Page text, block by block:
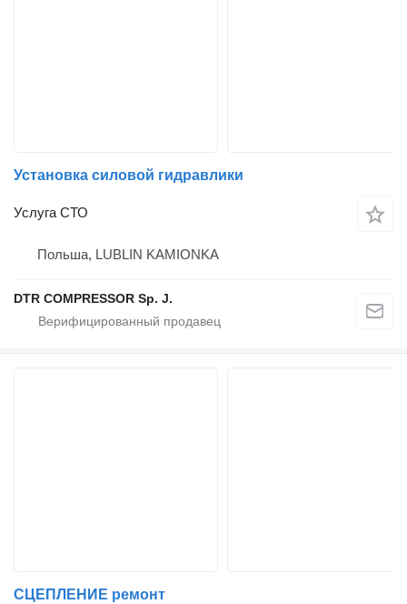
Установка силовой гидравлики
Услуга СТО
Польша, LUBLIN KAMIONKA
DTR COMPRESSOR Sp. J.
СЦЕПЛЕНИЕ ремонт